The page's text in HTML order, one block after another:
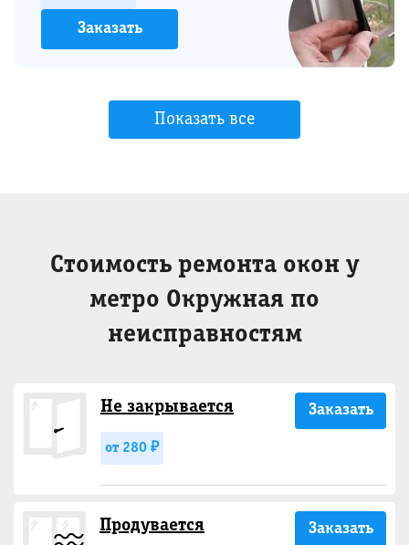
Заказать
Показать все
Стоимость ремонта окон у
метро Окружная по
неисправностям
Не закрывается
от 280 ₽
Заказать
Продувается Заказать